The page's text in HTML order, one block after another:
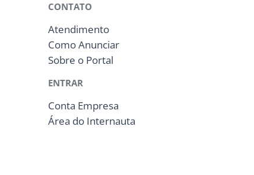
CONTATO
Atendimento
Como Anunciar
Sobre o Portal
ENTRAR
Conta Empresa
Área do Internauta